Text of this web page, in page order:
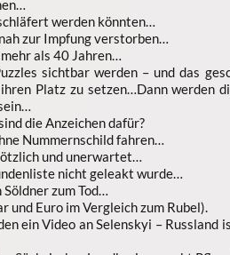
werden könnten…
zur Impfung verstorben…
als 40 Jahren…
sichtbar werden – und das
Platz zu setzen…Dann werden
die Anzeichen dafür?
Nummernschild fahren…
und unerwartet…
nicht geleakt wurde…
zum Tod…
Euro im Vergleich zum Rubel).
ein Video an Selenskyi – Russland